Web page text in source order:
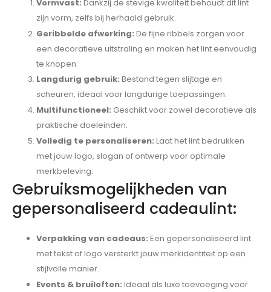
Vormvast: Dankzij de stevige kwaliteit behoudt dit lint
zijn vorm, zelfs bij herhaald gebruik.
Geribbelde afwerking: De fijne ribbels zorgen voor
een decoratieve uitstraling en maken het lint eenvoudig
te knopen.
Langdurig gebruik: Bestand tegen slijtage en
scheuren, ideaal voor langdurige toepassingen.
Multifunctioneel: Geschikt voor zowel decoratieve als
praktische doeleinden.
Volledig te personaliseren: Laat het lint bedrukken
met jouw logo, slogan of ontwerp voor optimale
merkbeleving.
Gebruiksmogelijkheden van
gepersonaliseerd cadeaulint:
Verpakking van cadeaus: Een gepersonaliseerd lint
met tekst of logo versterkt jouw merkidentiteit op een
stijlvolle manier.
Events & bruiloften: Ideaal als luxe toevoeging voor